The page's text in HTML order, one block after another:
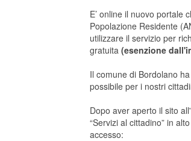
E’ online il nuovo portale
Popolazione Residente
utilizzare il servizio per
gratuita (esenzione
Il comune di Bordolano
possibile per i nostri
Dopo aver aperto il sito
“Servizi al cittadino” in
accesso: